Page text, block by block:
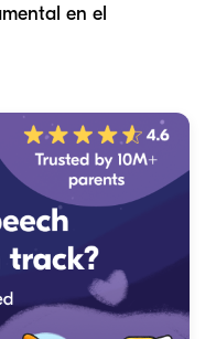
en el